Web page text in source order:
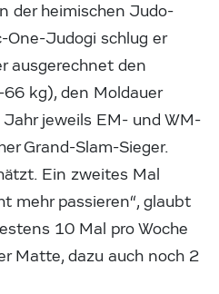
der heimischen Judo-
One-Judogi schlug er
ausgerechnet den
kg), den Moldauer
jeweils EM- und WM-
Grand-Slam-Sieger.
Ein zweites Mal
mehr passieren“, glaubt
10 Mal pro Woche
Matte, dazu auch noch 2